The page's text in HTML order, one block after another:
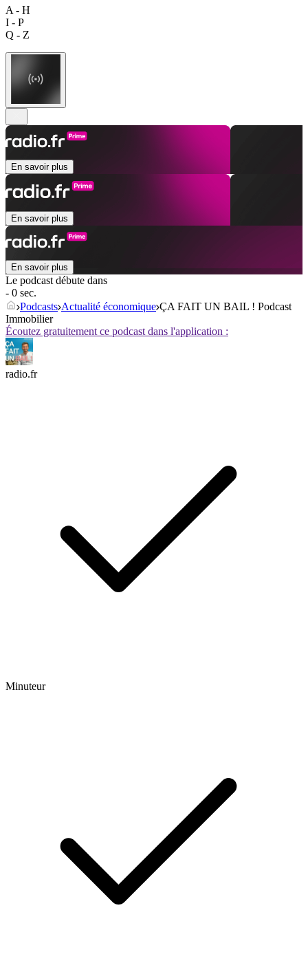
A - H
I - P
Q - Z
En savoir plus
En savoir plus
En savoir plus
Le podcast débute dans
- 0 sec.
Podcasts Actualité économique ÇA FAIT UN BAIL ! Podcast
Immobilier
Écoutez gratuitement ce podcast dans l'application :
radio.fr
Minuteur